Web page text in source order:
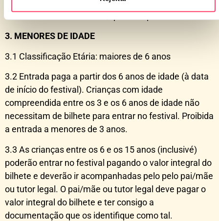
dados e informações associados) para o reembolso
3. MENORES DE IDADE
3.1 Classificação Etária: maiores de 6 anos
3.2 Entrada paga a partir dos 6 anos de idade (à data
de início do festival). Crianças com idade
compreendida entre os 3 e os 6 anos de idade não
necessitam de bilhete para entrar no festival. Proibida
a entrada a menores de 3 anos.
3.3 As crianças entre os 6 e os 15 anos (inclusivé)
poderão entrar no festival pagando o valor integral do
bilhete e deverão ir acompanhadas pelo pelo pai/mãe
ou tutor legal. O pai/mãe ou tutor legal deve pagar o
valor integral do bilhete e ter consigo a
documentação que os identifique como tal.